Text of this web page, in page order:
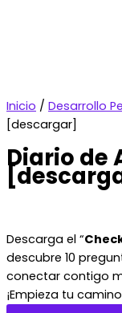
Inicio / Desarrollo
[descargar]
Diario de
Descarga el “
descubre 10
conectar contigo
¡Empieza tu